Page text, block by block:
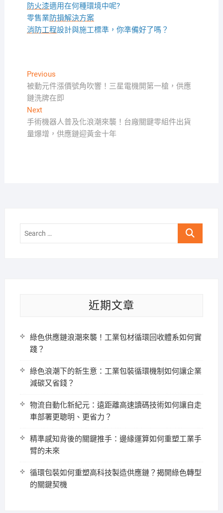
防火漆適用在何種環境中呢?
零售業防損解決方案
消防工程設計與施工標準，你準備好了嗎？
文
章
導
覽
PreviousPrevious
post:
被動元件漲價號角吹響！三星電機開第一槍，供應
鏈洗牌在即
NextNext
post:
手術機器人普及化浪潮來襲！台廠關鍵零組件出貨
量爆增，供應鏈迎黃金十年
Search
近期文章
綠色供應鏈浪潮來襲！工業包材循環回收體系如何實
踐？
綠色浪潮下的新生意：工業包裝循環機制如何讓企業
減碳又省錢？
物流自動化新紀元：遠距離高速讀碼技術如何讓自走
車部署更聰明、更省力？
精準感知背後的關鍵推手：邊緣運算如何重塑工業手
臂的未來
循環包裝如何重塑高科技製造供應鏈？揭開綠色轉型
的關鍵契機